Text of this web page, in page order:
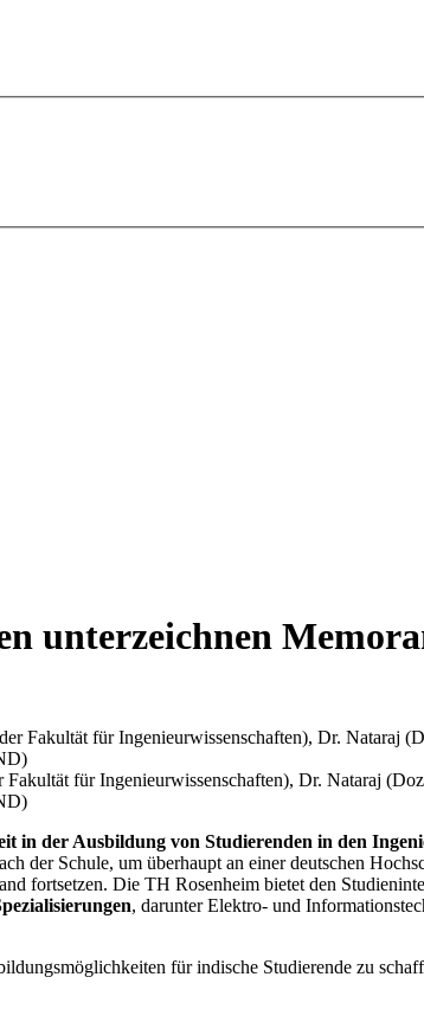
unterzeichnen
für Ingenieurwissenschaften), Dr. Nataraj
in der Ausbildung von Studierenden in den
der Schule, um überhaupt an einer deutschen
fortsetzen. Die TH Rosenheim bietet den
, darunter Elektro- und
für indische Studierende zu